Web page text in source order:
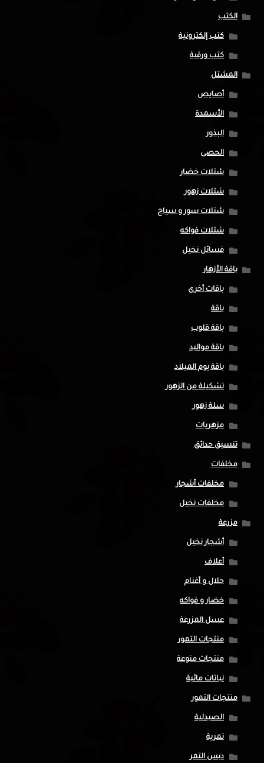
الكتب
كتب إلكترونية
كتب ورقية
المشتل
أصايص
الأسمدة
البذور
الحصى
شتلات خضار
شتلات زهور
شتلات سور و سياج
شتلات فواكه
فسائل نخيل
باقة الأزهار
باقات أخرى
باقة
باقة قلوب
باقة مواليد
باقة يوم الميلاد
تشكيلة من الزهور
سلة زهور
مزهريات
تنسيق حدائق
مخلفات
مخلفات أشجار
مخلفات نخيل
مزرعة
أشجار نخيل
أعلاف
حلال و أغنام
خضار و فواكه
عسل المزرعة
منتجات التمور
منتجات منوعة
نباتات مائية
منتجات التمور
الصيدلية
تمرية
دبس التمر